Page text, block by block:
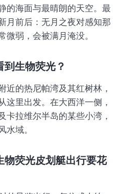
的海面与最晴朗的天空。最
月前后：无月之夜对感知那
微弱，会被满月淹没。
生物荧光？
近的热尼帕湾及其红树林，
这里出发。在大西洋一侧，
卡拉维尔半岛的某些小湾，
水域。
荧光皮划艇出行要花